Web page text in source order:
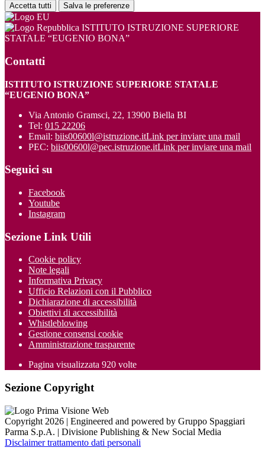
Accetta tutti Salva le preferenze
ISTITUTO ISTRUZIONE SUPERIORE
STATALE “EUGENIO BONA”
Contatti
ISTITUTO ISTRUZIONE SUPERIORE STATALE
“EUGENIO BONA”
Via Antonio Gramsci, 22, 13900 Biella BI
Tel: 015 22206
Email: biis00600l@istruzione.itLink per inviare una mail
PEC: biis00600l@pec.istruzione.itLink per inviare una mail
Seguici su
Facebook
Youtube
Instagram
Sezione Link Utili
Cookie policy
Note legali
Informativa Privacy
Ufficio Relazioni con il Pubblico
Dichiarazione di accessibilità
Obiettivi di accessibilità
Whistleblowing
Gestione consensi cookie
Amministrazione trasparente
Pagina visualizzata 920 volte
Sezione Copyright
Copyright 2026 | Engineered and powered by Gruppo Spaggiari
Parma S.p.A. | Divisione Publishing & New Social Media
Disclaimer trattamento dati personali